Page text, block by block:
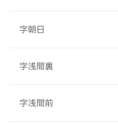
字朝日
字浅間裏
字浅間前